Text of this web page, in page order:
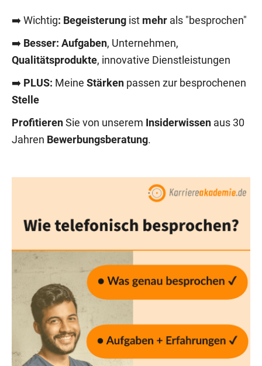
➡️ Wichtig: Begeisterung ist mehr als "besprochen"
➡️ Besser: Aufgaben, Unternehmen,
Qualitätsprodukte, innovative Dienstleistungen
➡️ PLUS: Meine Stärken passen zur besprochenen
Stelle
Profitieren Sie von unserem Insiderwissen aus 30
Jahren Bewerbungsberatung.